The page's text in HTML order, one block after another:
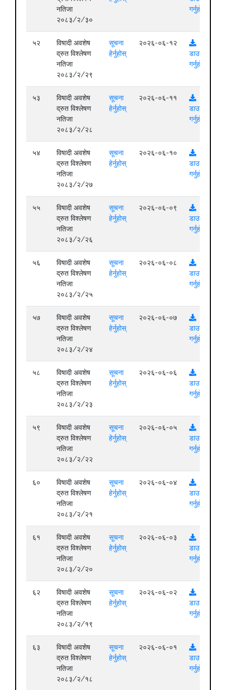
नतिजा
२०८३/२/३०
गर्नुहोस्
५२
विषादी अवशेष
द्रुत विश्लेषण
नतिजा
२०८३/२/२९
सूचना
हेर्नुहोस्
२०२६-०६-१२
डाउनलोड
गर्नुहोस्
५३
विषादी अवशेष
द्रुत विश्लेषण
नतिजा
२०८३/२/२८
सूचना
हेर्नुहोस्
२०२६-०६-११
डाउनलोड
गर्नुहोस्
५४
विषादी अवशेष
द्रुत विश्लेषण
नतिजा
२०८३/२/२७
सूचना
हेर्नुहोस्
२०२६-०६-१०
डाउनलोड
गर्नुहोस्
५५
विषादी अवशेष
द्रुत विश्लेषण
नतिजा
२०८३/२/२६
सूचना
हेर्नुहोस्
२०२६-०६-०९
डाउनलोड
गर्नुहोस्
५६
विषादी अवशेष
द्रुत विश्लेषण
नतिजा
२०८३/२/२५
सूचना
हेर्नुहोस्
२०२६-०६-०८
डाउनलोड
गर्नुहोस्
५७
विषादी अवशेष
द्रुत विश्लेषण
नतिजा
२०८३/२/२४
सूचना
हेर्नुहोस्
२०२६-०६-०७
डाउनलोड
गर्नुहोस्
५८
विषादी अवशेष
द्रुत विश्लेषण
नतिजा
२०८३/२/२३
सूचना
हेर्नुहोस्
२०२६-०६-०६
डाउनलोड
गर्नुहोस्
५९
विषादी अवशेष
द्रुत विश्लेषण
नतिजा
२०८३/२/२२
सूचना
हेर्नुहोस्
२०२६-०६-०५
डाउनलोड
गर्नुहोस्
६०
विषादी अवशेष
द्रुत विश्लेषण
नतिजा
२०८३/२/२१
सूचना
हेर्नुहोस्
२०२६-०६-०४
डाउनलोड
गर्नुहोस्
६१
विषादी अवशेष
द्रुत विश्लेषण
नतिजा
२०८३/२/२०
सूचना
हेर्नुहोस्
२०२६-०६-०३
डाउनलोड
गर्नुहोस्
६२
विषादी अवशेष
द्रुत विश्लेषण
नतिजा
२०८३/२/१९
सूचना
हेर्नुहोस्
२०२६-०६-०२
डाउनलोड
गर्नुहोस्
६३
विषादी अवशेष
द्रुत विश्लेषण
नतिजा
२०८३/२/१८
सूचना
हेर्नुहोस्
२०२६-०६-०१
डाउनलोड
गर्नुहोस्